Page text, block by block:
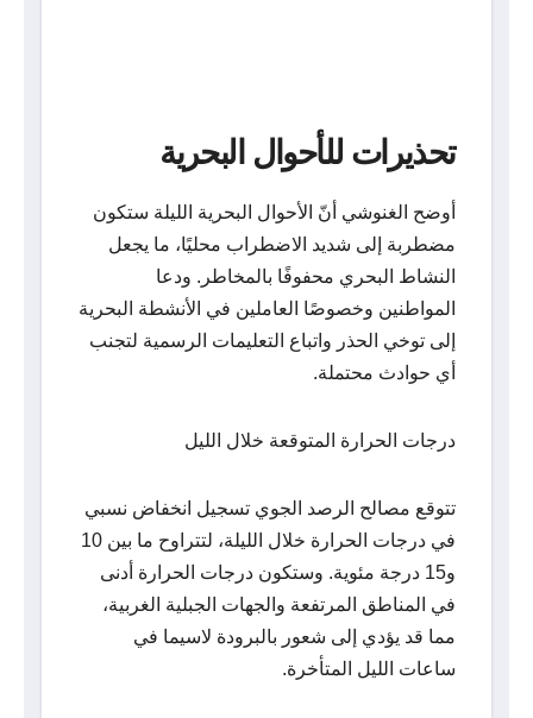
تحذيرات للأحوال البحرية
أوضح الغنوشي أنّ الأحوال البحرية الليلة ستكون
مضطربة إلى شديد الاضطراب محليًا، ما يجعل
النشاط البحري محفوفًا بالمخاطر. ودعا
المواطنين وخصوصًا العاملين في الأنشطة البحرية
إلى توخي الحذر واتباع التعليمات الرسمية لتجنب
أي حوادث محتملة.
درجات الحرارة المتوقعة خلال الليل
تتوقع مصالح الرصد الجوي تسجيل انخفاض نسبي
في درجات الحرارة خلال الليلة، لتتراوح ما بين 10
و15 درجة مئوية. وستكون درجات الحرارة أدنى
في المناطق المرتفعة والجهات الجبلية الغربية،
مما قد يؤدي إلى شعور بالبرودة لاسيما في
ساعات الليل المتأخرة.